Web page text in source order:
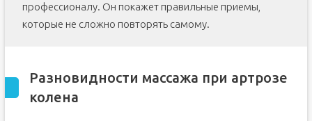
профессионалу. Он покажет правильные приемы,
которые не сложно повторять самому.
Разновидности массажа при артрозе
колена